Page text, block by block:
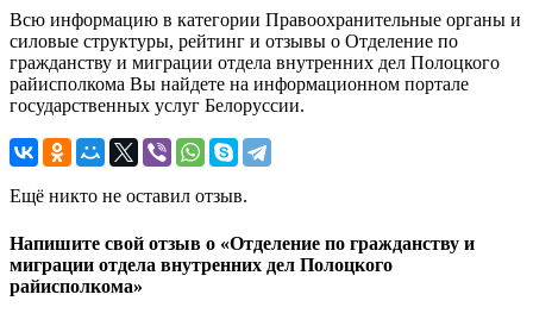
Всю информацию в категории Правоохранительные органы и
силовые структуры, рейтинг и отзывы о Отделение по
гражданству и миграции отдела внутренних дел Полоцкого
райисполкома Вы найдете на информационном портале
государственных услуг Белоруссии.
Ещё никто не оставил отзыв.
Напишите свой отзыв о «Отделение по гражданству и
миграции отдела внутренних дел Полоцкого
райисполкома»